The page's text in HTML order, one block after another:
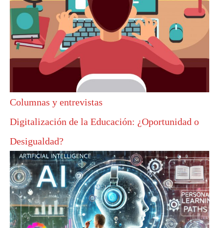
Columnas y entrevistas
Digitalización de la Educación: ¿Oportunidad o
Desigualdad?